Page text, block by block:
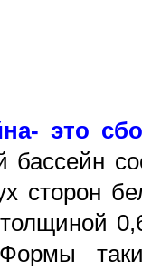
это
сторон